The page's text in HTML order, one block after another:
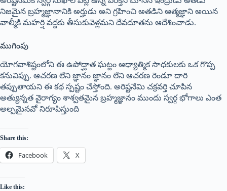
నిజమైన బ్రహ్మజ్ఞానానికి అర్హుడు అని గ్రహించి అతడిని ఆత్మజ్ఞాని అయిన
వాల్మీకి మహర్షి వద్దకు తీసుకువెళ్లమని దేవదూతను ఆదేశించాడు.
ముగింపు
యోగవాశిష్టంలోని ఈ ఉపోద్ఘాత ఘట్టం ఆధ్యాత్మిక సాధకులకు ఒక గొప్ప
కనువిప్పు. ఆచరణ లేని జ్ఞానం జ్ఞానం లేని ఆచరణ రెండూ దారి
తప్పుతాయని ఈ కథ స్పష్టం చేస్తోంది. అరిష్టనేమి చక్రవర్తి చూపిన
అత్యున్నత వైరాగ్యం శాశ్వతమైన బ్రహ్మజ్ఞానం ముందు స్వర్గ భోగాలు ఎంత
అల్పమైనవో నిరూపిస్తుంది
Share this:
Facebook X
Like this: